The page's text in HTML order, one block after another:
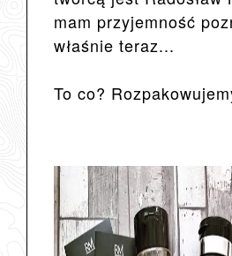
mam przyjemność
właśnie teraz...
To co?